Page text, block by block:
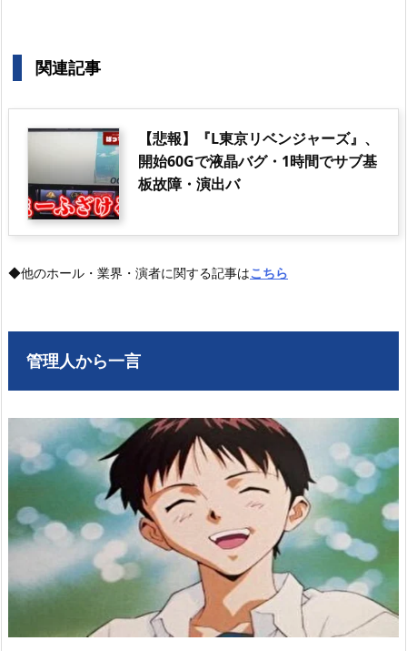
関連記事
【悲報】『L東京リベンジャーズ』、
開始60Gで液晶バグ・1時間でサブ基
板故障・演出バ
◆他のホール・業界・演者に関する記事はこちら
管理人から一言